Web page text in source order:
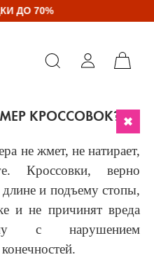
70%
КРОССОВОК?
не жмет, не натирает,
Кроссовки, верно
и подъему стопы,
и не причинят вреда
с нарушением